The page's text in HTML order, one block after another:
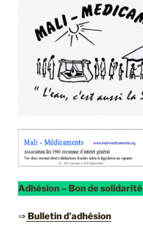
Adhésion – Bon de solidarité
⇒ Bulletin d’adhésion